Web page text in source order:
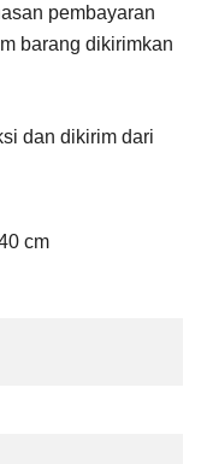
pembayaran
barang dikirimkan
dan dikirim dari
cm